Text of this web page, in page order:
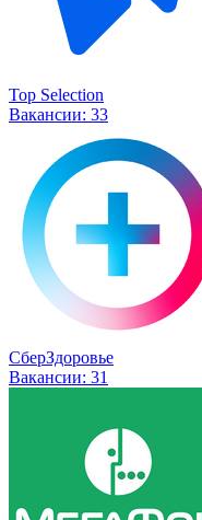
Top Selection
Вакансии: 33
СберЗдоровье
Вакансии: 31